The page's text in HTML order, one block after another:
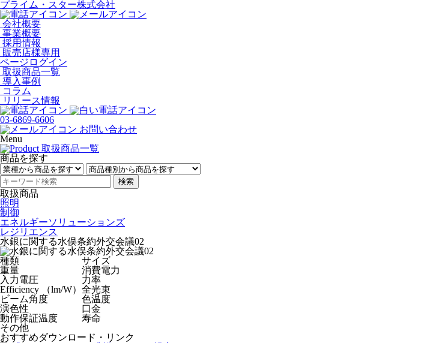
プライム・スター株式会社
会社概要
事業概要
採用情報
販売店様専用
ページログイン
取扱商品一覧
導入事例
コラム
リリース情報
03-6869-6606
お問い合わせ
Menu
商品を探す
検索
取扱商品
照明
制御
エネルギーソリューションズ
レジリエンス
水銀に関する水俣条約外交会議02
種類
サイズ
重量
消費電力
入力電圧
力率
Efficiency （lm/W） 全光束
ビーム角度
色温度
演色性
口金
動作保証温度
寿命
その他
おすすめダウンロード・リンク